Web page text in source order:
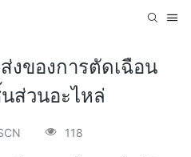
งของการตัดเฉือน
ส่วนอะไหล่
118